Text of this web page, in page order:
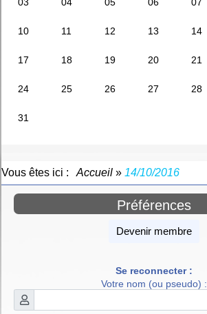
Vous êtes ici : Accueil» 14/10/2016
Préférences
Devenir membre
Se reconnecter :
Votre nom (ou pseudo) :